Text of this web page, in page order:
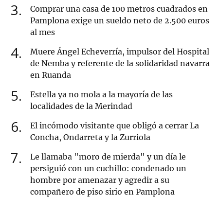
3
Comprar una casa de 100 metros cuadrados en
Pamplona exige un sueldo neto de 2.500 euros
al mes
4
Muere Ángel Echeverría, impulsor del Hospital
de Nemba y referente de la solidaridad navarra
en Ruanda
5
Estella ya no mola a la mayoría de las
localidades de la Merindad
6
El incómodo visitante que obligó a cerrar La
Concha, Ondarreta y la Zurriola
7
Le llamaba "moro de mierda" y un día le
persiguió con un cuchillo: condenado un
hombre por amenazar y agredir a su
compañero de piso sirio en Pamplona